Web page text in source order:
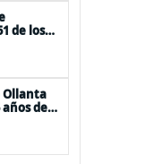
de los
Ollanta
de
su